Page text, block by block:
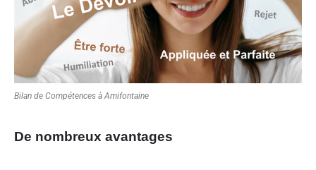
Bilan de Compétences à Amifontaine
De nombreux avantages